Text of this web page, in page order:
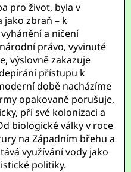
pro život, byla v
zbraň – k
a ničení
právo, vyvinuté
výslovně zakazuje
přístupu k
době nacházíme
opakovaně porušuje,
při své kolonizaci a
biologické války v roce
na Západním břehu a
využívání vody jako
politiky.